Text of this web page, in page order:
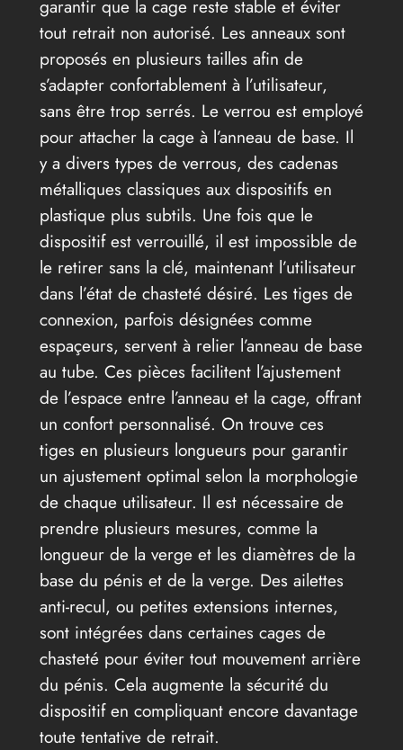
garantir que la cage reste stable et éviter
tout retrait non autorisé. Les anneaux sont
proposés en plusieurs tailles afin de
s’adapter confortablement à l’utilisateur,
sans être trop serrés. Le verrou est employé
pour attacher la cage à l’anneau de base. Il
y a divers types de verrous, des cadenas
métalliques classiques aux dispositifs en
plastique plus subtils. Une fois que le
dispositif est verrouillé, il est impossible de
le retirer sans la clé, maintenant l’utilisateur
dans l’état de chasteté désiré. Les tiges de
connexion, parfois désignées comme
espaçeurs, servent à relier l’anneau de base
au tube. Ces pièces facilitent l’ajustement
de l’espace entre l’anneau et la cage, offrant
un confort personnalisé. On trouve ces
tiges en plusieurs longueurs pour garantir
un ajustement optimal selon la morphologie
de chaque utilisateur. Il est nécessaire de
prendre plusieurs mesures, comme la
longueur de la verge et les diamètres de la
base du pénis et de la verge. Des ailettes
anti-recul, ou petites extensions internes,
sont intégrées dans certaines cages de
chasteté pour éviter tout mouvement arrière
du pénis. Cela augmente la sécurité du
dispositif en compliquant encore davantage
toute tentative de retrait.